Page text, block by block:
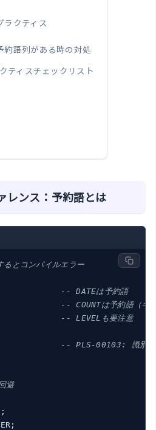
ラクティス
約語列がある時の対処
ティスチェックリスト
レンス：予約語とは
とコンパイルエラー
-- DATEは予約語
-- COUNTは予約語（キ
-- LEVELも要注意
-- PLS-00103: 識別
避
;